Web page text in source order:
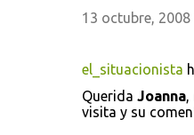
13 octubre, 2008
el_situacionista
Querida Joanna,
visita y su